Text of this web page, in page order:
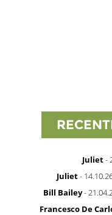
Juliet-
Juliet-
Bill Bailey-
Francesco De